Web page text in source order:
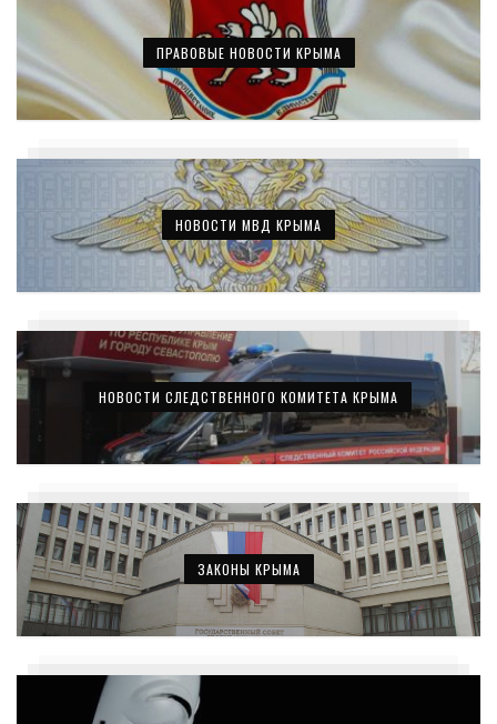
ПРАВОВЫЕ НОВОСТИ КРЫМА
НОВОСТИ МВД КРЫМА
НОВОСТИ СЛЕДСТВЕННОГО КОМИТЕТА КРЫМА
ЗАКОНЫ КРЫМА